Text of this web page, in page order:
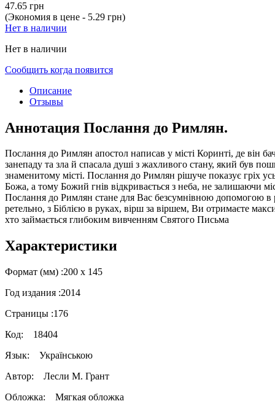
47.65 грн
(Экономия в цене - 5.29 грн)
Нет в наличии
Нет в наличии
Сообщить когда появится
Описание
Отзывы
Аннотация Послання до Римлян.
Послання до Римлян апостол написав у місті Коринті, де він
занепаду та зла й спасала душі з жахливого стану, який був
знаменитому місті. Послання до Римлян рішуче показує гріх
Божа, а тому Божий гнів відкривається з неба, не залишаючи
Послання до Римлян стане для Вас безсумнівною допомогою в
ретельно, з Біблією в руках, вірш за віршем, Ви отримаєте
хто займається глибоким вивченням Святого Письма
Характеристики
Формат (мм) :200 х 145
Год издания :2014
Страницы :176
Код: 18404
Язык: Українською
Автор:
Лесли М. Грант
Обложка: Мягкая обложка